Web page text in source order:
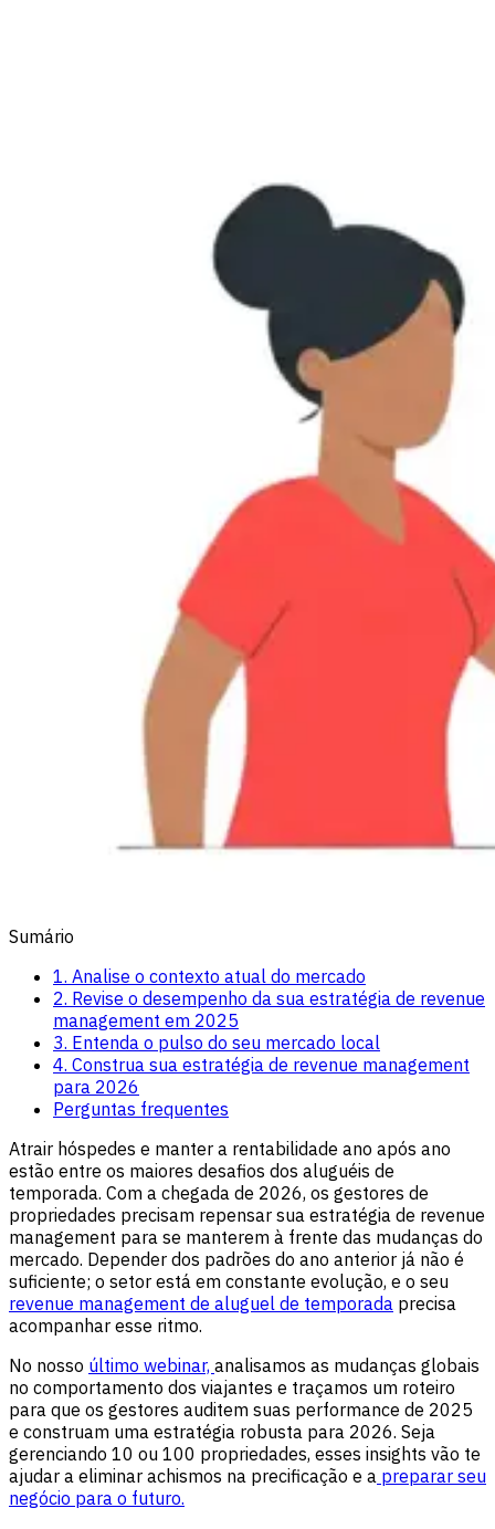
Sumário
1. Analise o contexto atual do mercado
2. Revise o desempenho da sua estratégia de revenue
management em 2025
3. Entenda o pulso do seu mercado local
4. Construa sua estratégia de revenue management
para 2026
Perguntas frequentes
Atrair hóspedes e manter a rentabilidade ano após ano
estão entre os maiores desafios dos aluguéis de
temporada. Com a chegada de 2026, os gestores de
propriedades precisam repensar sua estratégia de revenue
management para se manterem à frente das mudanças do
mercado. Depender dos padrões do ano anterior já não é
suficiente; o setor está em constante evolução, e o seu
revenue management de aluguel de temporada precisa
acompanhar esse ritmo.
No nosso último webinar, analisamos as mudanças globais
no comportamento dos viajantes e traçamos um roteiro
para que os gestores auditem suas performance de 2025
e construam uma estratégia robusta para 2026. Seja
gerenciando 10 ou 100 propriedades, esses insights vão te
ajudar a eliminar achismos na precificação e a preparar seu
negócio para o futuro.